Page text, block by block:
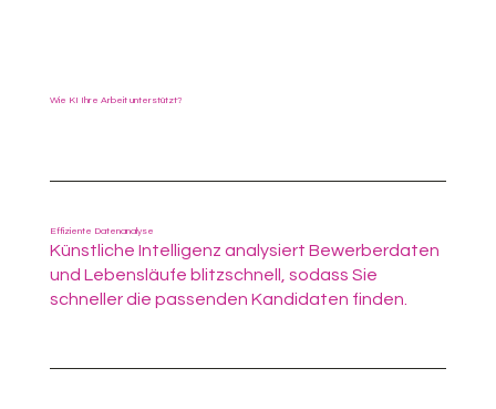
Wie KI Ihre Arbeit unterstützt?
Effiziente Datenanalyse
Künstliche Intelligenz analysiert Bewerberdaten
und Lebensläufe blitzschnell, sodass Sie
schneller die passenden Kandidaten finden.